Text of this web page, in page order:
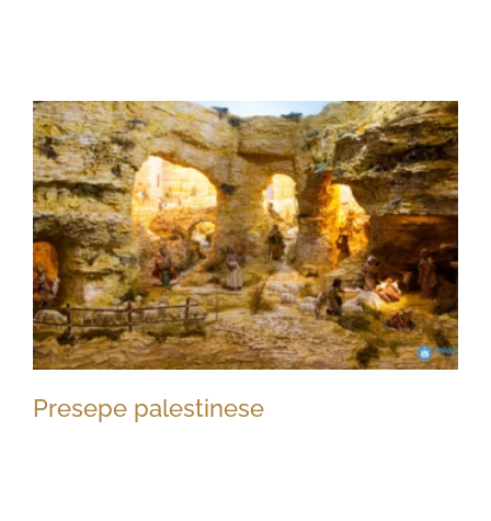
La gioia del paesaggio natalizio
Presepe palestinese